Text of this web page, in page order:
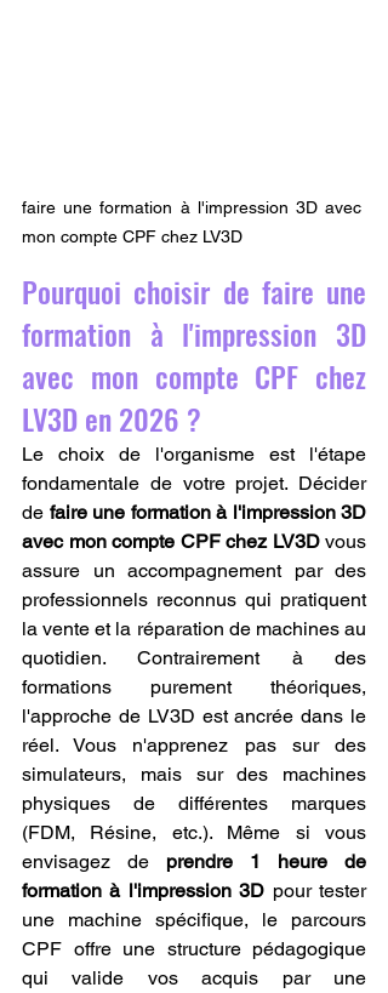
faire une formation à l'impression 3D avec
mon compte CPF chez LV3D
Pourquoi choisir de faire une
formation à l'impression 3D
avec mon compte CPF chez
LV3D en 2026 ?
Le choix de l'organisme est l'étape
fondamentale de votre projet. Décider
de faire une formation à l'impression 3D
avec mon compte CPF chez LV3D vous
assure un accompagnement par des
professionnels reconnus qui pratiquent
la vente et la réparation de machines au
quotidien. Contrairement à des
formations purement théoriques,
l'approche de LV3D est ancrée dans le
réel. Vous n'apprenez pas sur des
simulateurs, mais sur des machines
physiques de différentes marques
(FDM, Résine, etc.). Même si vous
envisagez de prendre 1 heure de
formation à l'impression 3D pour tester
une machine spécifique, le parcours
CPF offre une structure pédagogique
qui valide vos acquis par une